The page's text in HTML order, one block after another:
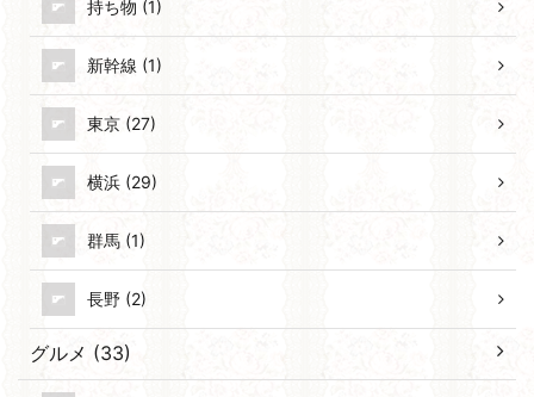
持ち物 (1)
新幹線 (1)
東京 (27)
横浜 (29)
群馬 (1)
長野 (2)
グルメ (33)